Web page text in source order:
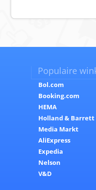
Populaire
Bol.com
Booking.com
HEMA
Holland & Barrett
Media Markt
AliExpress
Expedia
Nelson
V&D